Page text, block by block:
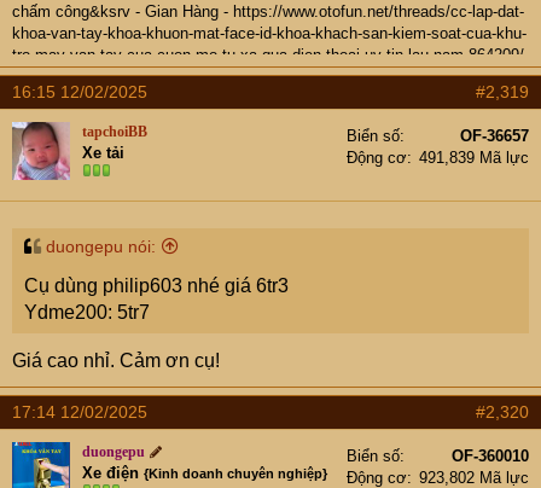
chấm công&ksrv - Gian Hàng - https://www.otofun.net/threads/cc-lap-dat-
khoa-van-tay-khoa-khuon-mat-face-id-khoa-khach-san-kiem-soat-cua-khu-
tro-may-van-tay-cua-cuon-mo-tu-xa-qua-dien-thoai-uy-tin-lau-nam.864209/
- Hotline: 0937974666
16:15 12/02/2025 #2,319
tapchoiBB
Xe tải
Biển số
OF-36657
Động cơ
491,839 Mã lực
duongepu nói:
Cụ dùng philip603 nhé giá 6tr3
Ydme200: 5tr7
Giá cao nhỉ. Cảm ơn cụ!
17:14 12/02/2025 #2,320
duongepu
Xe điện {Kinh doanh chuyên nghiệp}
Biển số
OF-360010
Động cơ
923,802 Mã lực